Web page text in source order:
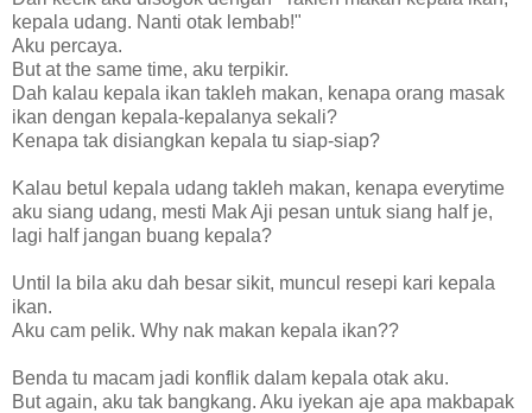
kepala udang. Nanti otak lembab!"
Aku percaya.
But at the same time, aku terpikir.
Dah kalau kepala ikan takleh makan, kenapa orang masak
ikan dengan kepala-kepalanya sekali?
Kenapa tak disiangkan kepala tu siap-siap?
Kalau betul kepala udang takleh makan, kenapa everytime
aku siang udang, mesti Mak Aji pesan untuk siang half je,
lagi half jangan buang kepala?
Until la bila aku dah besar sikit, muncul resepi kari kepala
ikan.
Aku cam pelik. Why nak makan kepala ikan??
Benda tu macam jadi konflik dalam kepala otak aku.
But again, aku tak bangkang. Aku iyekan aje apa makbapak